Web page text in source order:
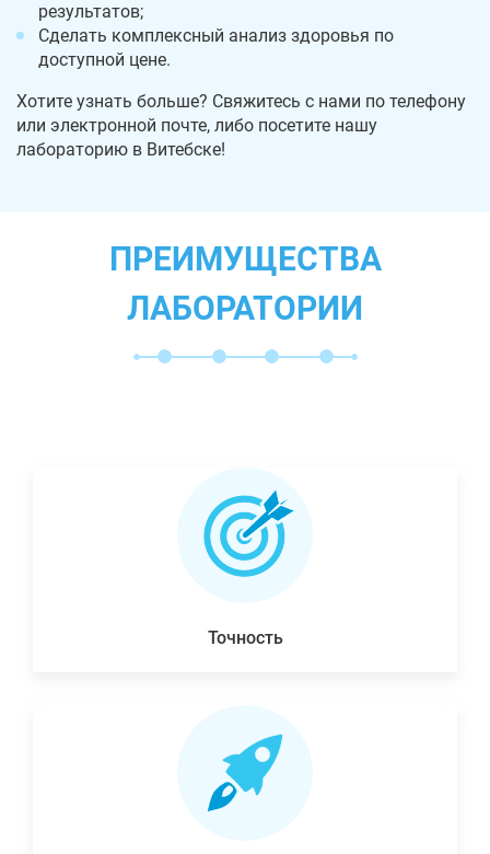
результатов;
Сделать комплексный анализ здоровья по
доступной цене.
Хотите узнать больше? Свяжитесь с нами по телефону
или электронной почте, либо посетите нашу
лабораторию в Витебске!
ПРЕИМУЩЕСТВА
ЛАБОРАТОРИИ
Точность